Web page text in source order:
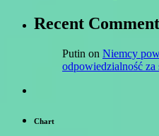
Recent
Putin on Niemcy
odpowiedzialność za
Chart